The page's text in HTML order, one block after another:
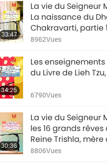
33:47
La vie du Seigneur
La naissance du
Chakravarti, partie
8962Vues
34:25
Les
du Livre de Lieh
6790Vues
30:36
La vie du Seigneur
les 16 grands rêves
Reine Trishla, mère
Mahāvīra , partie 1/3
8806Vues